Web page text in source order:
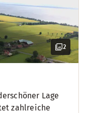
2
Lage
zahlreiche